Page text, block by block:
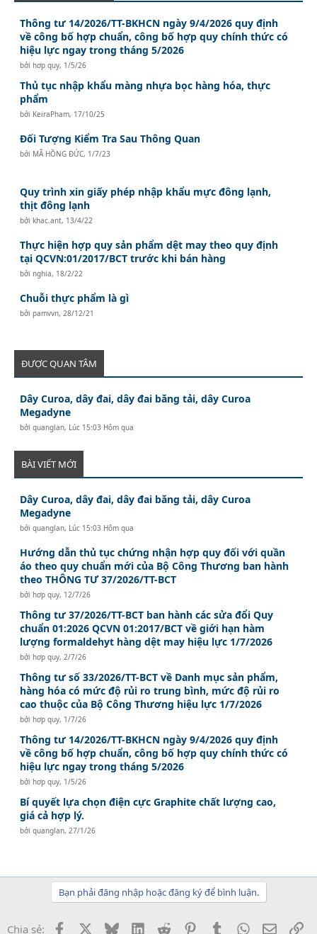
Thông tư 14/2026/TT-BKHCN ngày 9/4/2026 quy định
về công bố hợp chuẩn, công bố hợp quy chính thức có
hiệu lực ngay trong tháng 5/2026
bởihơp quy, 1/5/26
Thủ tục nhập khẩu màng nhựa bọc hàng hóa, thực
phẩm
bởi KeiraPham, 17/10/25
Đối Tượng Kiểm Tra Sau Thông Quan
bởi MÃ HỒNG ĐỨC, 1/7/23
Quy trình xin giấy phép nhập khẩu mực đông lạnh,
thịt đông lạnh
bởikhac.ant, 13/4/22
Thực hiện hợp quy sản phẩm dệt may theo quy định
tại QCVN:01/2017/BCT trước khi bán hàng
bởinghia, 18/2/22
Chuỗi thực phẩm là gì
bởipamvvn, 28/12/21
ĐƯỢC QUAN TÂM
Dây Curoa, dây đai, dây đai băng tải, dây Curoa
Megadyne
bởiquanglan, Lúc 15:03 Hôm qua
BÀI VIẾT MỚI
Dây Curoa, dây đai, dây đai băng tải, dây Curoa
Megadyne
bởiquanglan, Lúc 15:03 Hôm qua
Hướng dẫn thủ tục chứng nhận hợp quy đối với quần
áo theo quy chuẩn mới của Bộ Công Thương ban hành
theo THÔNG TƯ 37/2026/TT-BCT
bởihơp quy, 12/7/26
Thông tư 37/2026/TT-BCT ban hành các sửa đổi Quy
chuẩn 01:2026 QCVN 01:2017/BCT về giới hạn hàm
lượng formaldehyt hàng dệt may hiệu lực 1/7/2026
bởihơp quy, 2/7/26
Thông tư số 33/2026/TT-BCT về Danh mục sản phẩm,
hàng hóa có mức độ rủi ro trung bình, mức độ rủi ro
cao thuộc của Bộ Công Thương hiệu lực 1/7/2026
bởihơp quy, 1/7/26
Thông tư 14/2026/TT-BKHCN ngày 9/4/2026 quy định
về công bố hợp chuẩn, công bố hợp quy chính thức có
hiệu lực ngay trong tháng 5/2026
bởihơp quy, 1/5/26
Bí quyết lựa chọn điện cực Graphite chất lượng cao,
giá cả hợp lý.
bởiquanglan, 27/1/26
Bạn phải đăng nhập hoặc đăng ký để bình luận.
Chia sẻ: Facebook BlueskyLinkedInReddit PinterestTumblrWhatsApp
Email